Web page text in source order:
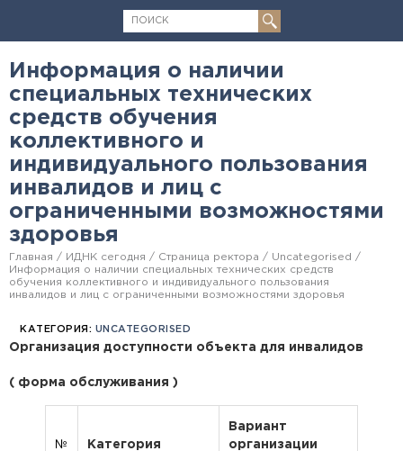
Информация о наличии
специальных технических
средств обучения
коллективного и
индивидуального пользования
инвалидов и лиц с
ограниченными возможностями
здоровья
Главная ИДНК сегодня Страница ректора
Uncategorised
Информация о наличии специальных технических средств
обучения коллективного и индивидуального пользования
инвалидов и лиц с ограниченными возможностями здоровья
КАТЕГОРИЯ: UNCATEGORISED
Организация доступности объекта для инвалидов
( форма обслуживания )
№
Категория
Вариант
организации